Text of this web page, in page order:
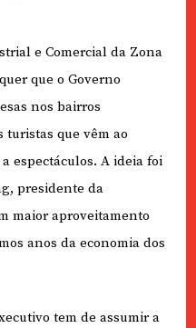
e Comercial da Zona
que o Governo
nos bairros
turistas que vêm ao
espectáculos. A ideia foi
presidente da
maior aproveitamento
anos da economia dos
tem de assumir a